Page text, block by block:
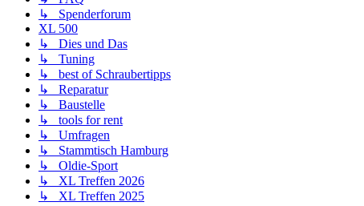
↳ Spenderforum
XL 500
↳ Dies und Das
↳ Tuning
↳ best of Schraubertipps
↳ Reparatur
↳ Baustelle
↳ tools for rent
↳ Umfragen
↳ Stammtisch Hamburg
↳ Oldie-Sport
↳ XL Treffen 2026
↳ XL Treffen 2025